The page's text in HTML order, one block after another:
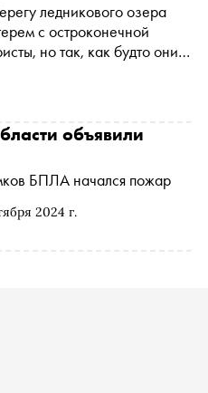
ледникового озера
с остроконечной
но так, как будто они
Куропаткин, в интервью
2024 г.
объявили
БПЛА начался пожар